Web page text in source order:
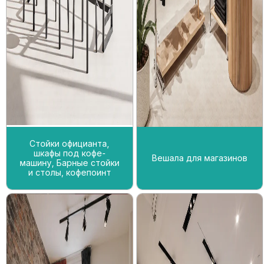
Стойки официанта,
шкафы под кофе-
машину, Барные стойки
и столы, кофепоинт
Вешала для магазинов